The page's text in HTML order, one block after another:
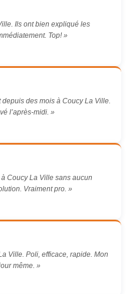
Ils ont bien expliqué les
Top! »
des mois à Coucy La Ville.
l’après-midi. »
Coucy La Ville sans aucun
Vraiment pro. »
Ville. Poli, efficace, rapide. Mon
même. »